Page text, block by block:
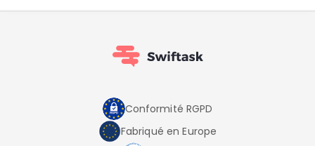
Conformité RGPD
Fabriqué en Europe